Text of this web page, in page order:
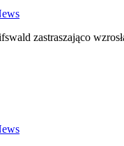
zastraszająco